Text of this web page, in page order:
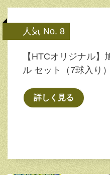
人気 No. 8
【HTCオリジナル
ル セット（7球入り
詳しく見る